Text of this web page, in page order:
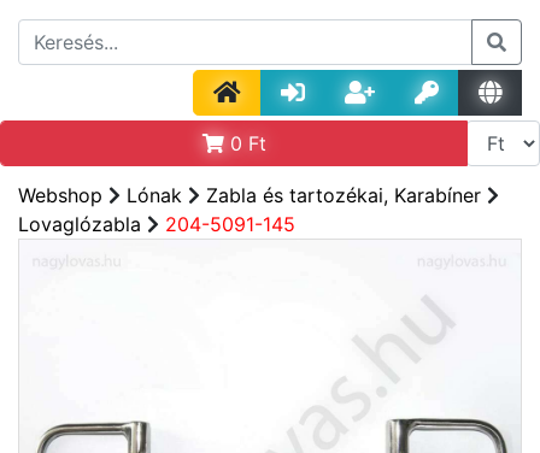
0 Ft
Webshop Lónak
Zabla és tartozékai, Karabíner
Lovaglózabla
204-5091-145